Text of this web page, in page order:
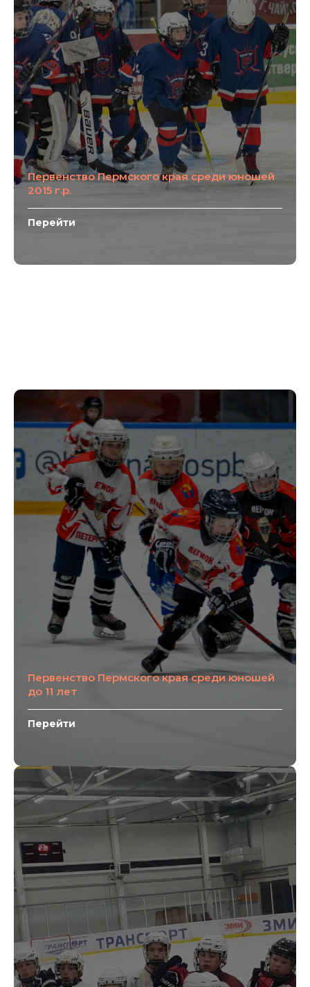
Первенство Пермского края среди юношей
2015 г.р.
Перейти
Первенство Пермского края среди юношей
до 11 лет
Перейти